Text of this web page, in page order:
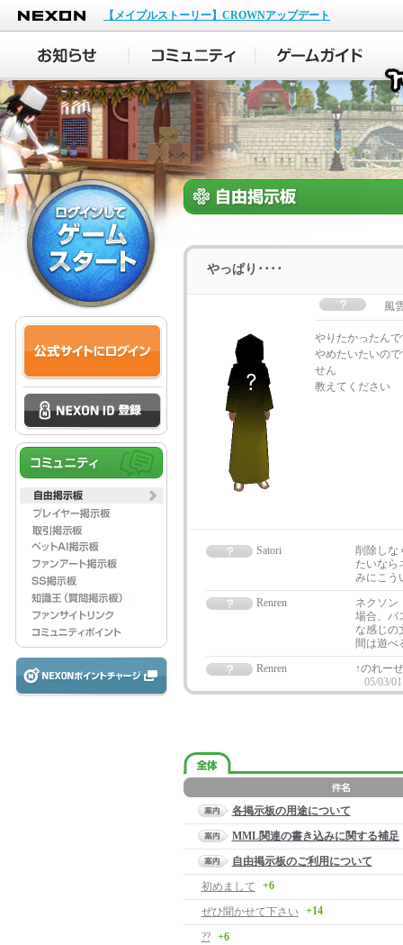
NEXON
【メイプルストーリー】CROWNアップデート
やっぱり････
風
やりたかったん
やめたいたいの
せん
教えてください
Satori
削除しな
たいなら
みにこう
Renren
ネクソン
場合、パ
な感じの
間は遊べ
Renren
↑のれー
05/03/
各掲示板の用途について
MML関連の書き込みに関する補足
自由掲示板のご利用について
初めまして
+6
ぜひ聞かせて下さい +14
??
+6